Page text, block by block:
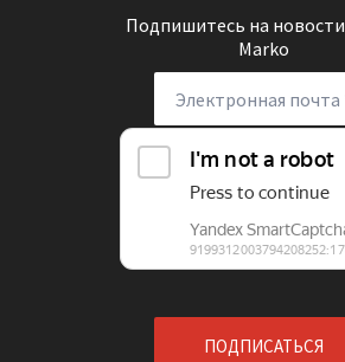
Подпишитесь на новости
Marko